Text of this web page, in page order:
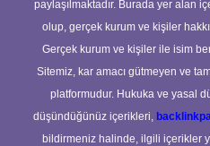
paylaşılmaktadır. Burada yer alan
olup, gerçek kurum ve kişiler
Gerçek kurum ve kişiler ile isim
Sitemiz, kar amacı gütmeyen ve
platformudur. Hukuka ve yasal
düşündüğünüz içerikleri,
bildirmeniz halinde, ilgili içerikler